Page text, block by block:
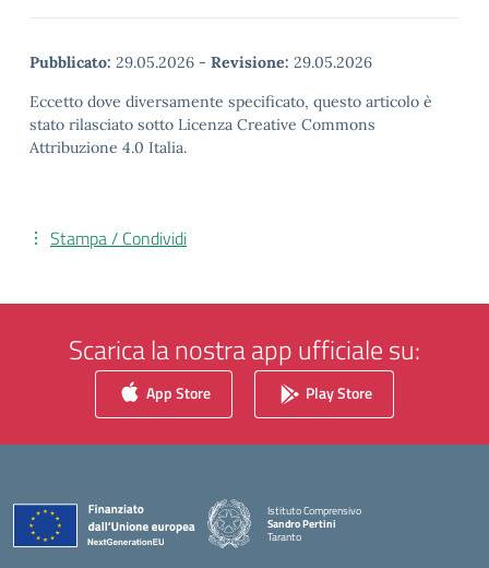
Pubblicato: 29.05.2026 - Revisione: 29.05.2026
Eccetto dove diversamente specificato, questo articolo è
stato rilasciato sotto Licenza Creative Commons
Attribuzione 4.0 Italia.
Stampa / Condividi
Scarica la nostra app ufficiale su:
App Store Play Store
Istituto Comprensivo
Sandro Pertini
Taranto